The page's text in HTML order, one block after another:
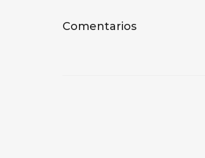
Comentarios